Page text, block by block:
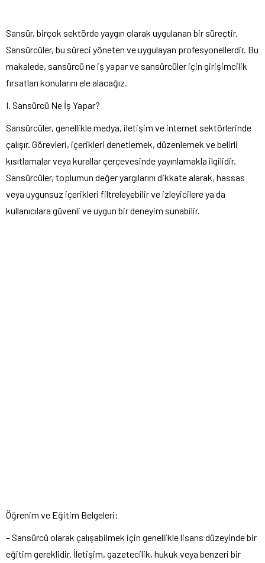
Sansür, birçok sektörde yaygın olarak uygulanan bir süreçtir.
Sansürcüler, bu süreci yöneten ve uygulayan profesyonellerdir. Bu
makalede, sansürcü ne iş yapar ve sansürcüler için girişimcilik
fırsatları konularını ele alacağız.
I. Sansürcü Ne İş Yapar?
Sansürcüler, genellikle medya, iletişim ve internet sektörlerinde
çalışır. Görevleri, içerikleri denetlemek, düzenlemek ve belirli
kısıtlamalar veya kurallar çerçevesinde yayınlamakla ilgilidir.
Sansürcüler, toplumun değer yargılarını dikkate alarak, hassas
veya uygunsuz içerikleri filtreleyebilir ve izleyicilere ya da
kullanıcılara güvenli ve uygun bir deneyim sunabilir.
Öğrenim ve Eğitim Belgeleri:
– Sansürcü olarak çalışabilmek için genellikle lisans düzeyinde bir
eğitim gereklidir. İletişim, gazetecilik, hukuk veya benzeri bir